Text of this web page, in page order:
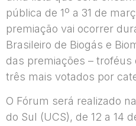
pública de 1º a 31 de
premiação vai ocorrer
Brasileiro de Biogás e
das premiações – troféus
três mais votados por
O Fórum será realizado
do Sul (UCS), de 12 a 14